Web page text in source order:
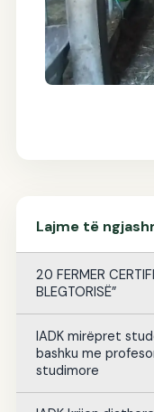
Lajme të
20 FERMER
BLEGTORISË”
IADK mirëpret
bashku me
studimore